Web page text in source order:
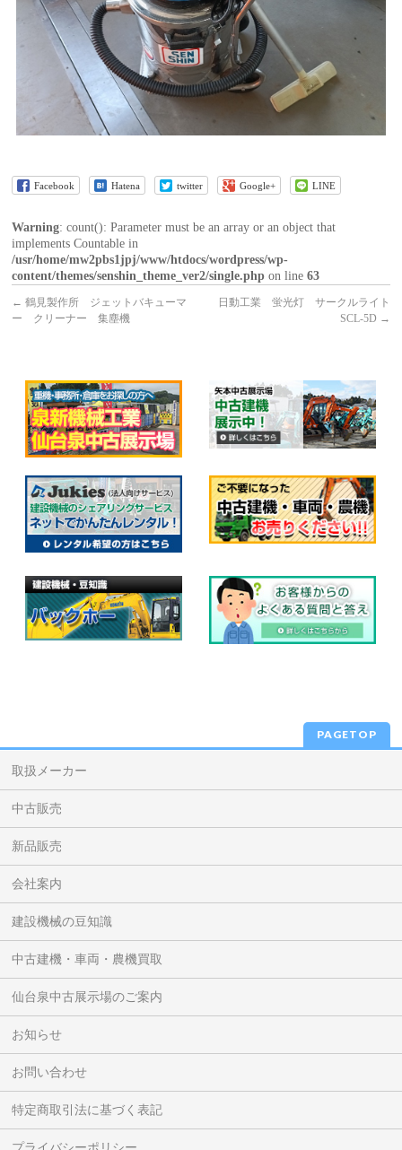
Facebook Hatena twitter Google+ LINE
Warning: count(): Parameter must be an array or an object that
implements Countable in
/usr/home/mw2pbs1jpj/www/htdocs/wordpress/wp-
content/themes/senshin_theme_ver2/single.php on line63
← 鶴見製作所 ジェットバキューマ
ー クリーナー 集塵機
日動工業 蛍光灯 サークルライト
SCL-5D →
PAGETOP
取扱メーカー
中古販売
新品販売
会社案内
建設機械の豆知識
中古建機・車両・農機買取
仙台泉中古展示場のご案内
お知らせ
お問い合わせ
特定商取引法に基づく表記